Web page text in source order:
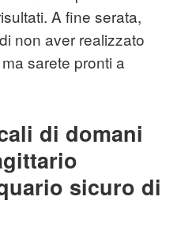
A fine serata,
non aver realizzato
sarete pronti a
di domani
sicuro di